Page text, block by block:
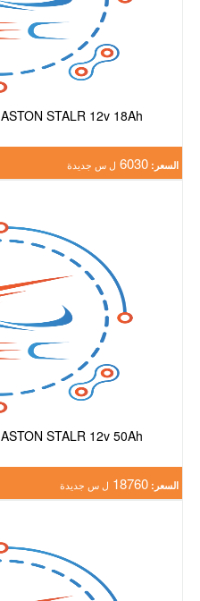
ASTON STALR 12v 18Ah
السعر: 6030 ل س جديدة
ASTON STALR 12v 50Ah
السعر: 18760 ل س جديدة